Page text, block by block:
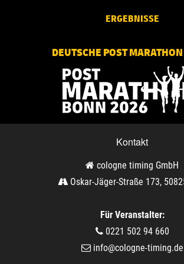
ERGEBNISSE
DEUTSCHE POST
Kontakt
cologne timing GmbH
Oskar-Jäger-Straße 173,
Für Veranstalter:
0221 502 94 660
info@cologne-timing.de